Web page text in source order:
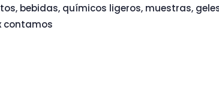
bebidas, químicos ligeros, muestras,
contamos